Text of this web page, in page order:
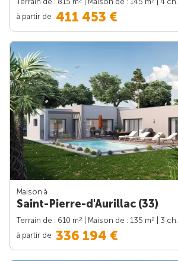
à partir de 411 453 €
Maison à
Saint-Pierre-d'Aurillac (33)
Terrain de : 610 m2 | Maison de : 135 m2
| 3 ch.
à partir de 336 194 €